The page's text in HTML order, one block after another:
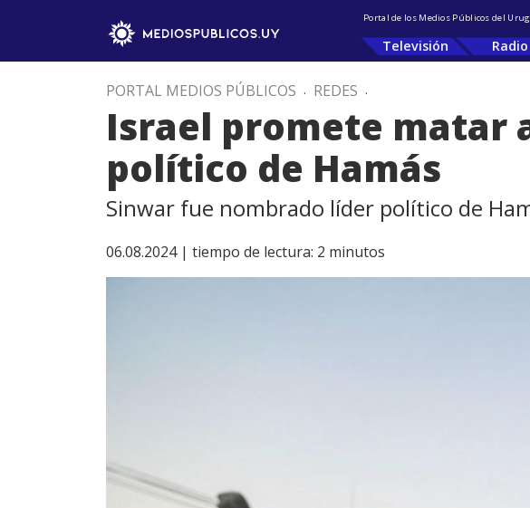
Portal de los Medios Públicos del
Televisión Radio
PORTAL MEDIOS PÚBLICOS . REDES .
Israel promete matar
político de Hamás
Sinwar fue nombrado líder político de
06.08.2024 | tiempo de lectura: 2 minutos